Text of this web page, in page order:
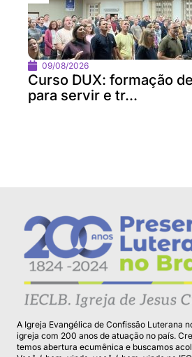
09/08/2026
Curso DUX: formação
para servir e tr...
A Igreja Evangélica de Confissão Luterana
igreja com 200 anos de atuação no país.
temos abertura ecumênica e buscamos